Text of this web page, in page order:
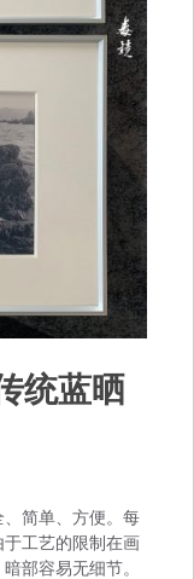
统蓝晒
简单、方便。每
工艺的限制在画
部容易无细节。